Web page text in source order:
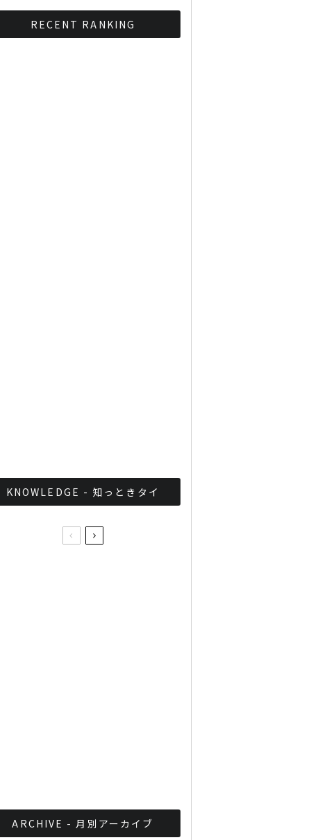
RECENT RANKING
KNOWLEDGE - 知っときタイ
ARCHIVE - 月別アーカイブ